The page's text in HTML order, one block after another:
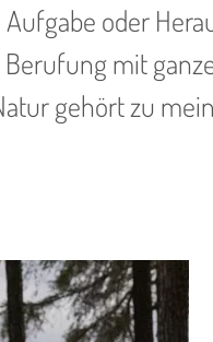
oder
mit
gehört zu